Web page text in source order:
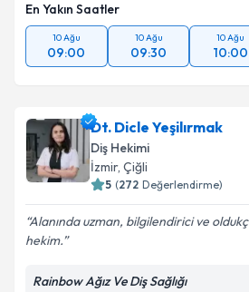
En Yakın Saatler
10 Ağu
09:00
10 Ağu
09:30
10 Ağu
10:00
Dt. Dicle Yeşilırmak
Diş Hekimi
İzmir, Çiğli
5 (272 Değerlendirme)
Alanında uzman, bilgilendirici ve
hekim.
Rainbow Ağız Ve Diş Sağlığı